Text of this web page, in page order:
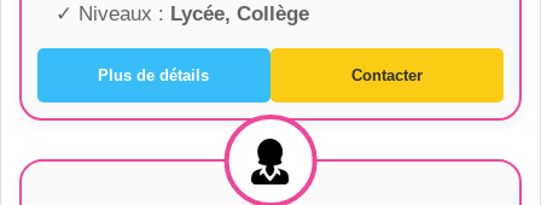
✓ Niveaux : Lycée, Collège
Plus de détails Contacter